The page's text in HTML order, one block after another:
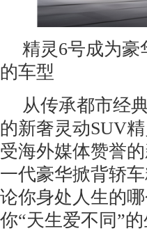
精灵6号成为
的车型
从传承都市经
的新奢灵动SUV
受海外媒体赞誉
一代豪华掀背轿
论你身处人生的
你“天生爱不同”的